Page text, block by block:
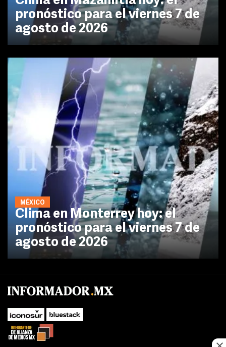
pronóstico para el viernes 7 de
agosto de 2026
MÉXICO
Clima en Monterrey hoy: el
pronóstico para el viernes 7 de
agosto de 2026